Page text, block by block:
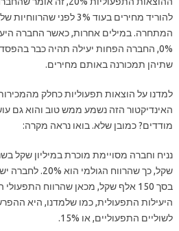
להוריד מחירים בעוד 3%
המתחרה. במילים אחרות, כאשר החברה
שתיהן תמכורנה באותם מחירים.
למדנו על הוצאות תפעוליות כחלק
האינדיקטור הזה נשמע ממש טוב והוא גם
מודדים? כמובן שלא. בואו נראה מקרה:
שקל, כך שהרווח
היעילות התפעולית, כמו שלמדנו, היא
לשוליים התפעוליים, או 15%.